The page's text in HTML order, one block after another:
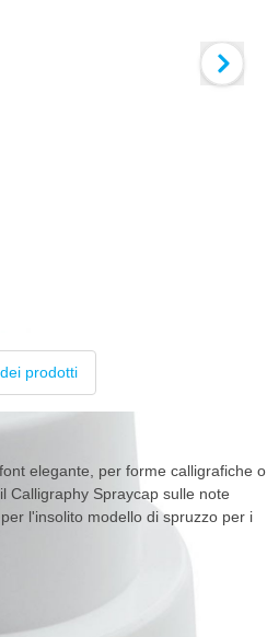
prodotti
elegante, per forme calligrafiche o
Calligraphy Spraycap sulle note
l'insolito modello di spruzzo per i